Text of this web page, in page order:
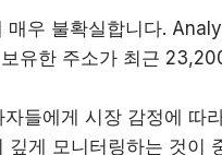
우 불확실합니다.
유한 주소가 최근
들에게 시장 감정에 따
게 모니터링하는 것이